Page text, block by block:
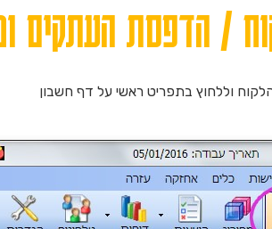
/ הדפסת העתקים
וללחוץ בתפריט ראשי על דף חשבון